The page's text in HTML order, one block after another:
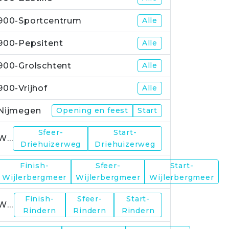
Sportcentrum Alle
Pepsitent Alle
Grolschtent Alle
Vrijhof Alle
Opening en feest Start
WP1
Sfeer-
Driehuizerweg
Start-
Driehuizerweg
Finish-
Wijlerbergmeer
Sfeer-
Wijlerbergmeer
Start-
Wijlerbergmeer
WP4
Finish-
Rindern
Sfeer-
Rindern
Start-
Rindern